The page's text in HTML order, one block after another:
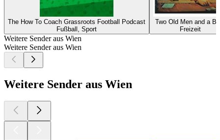
The How To Coach Grassroots Football Podcast
Fußball, Sport
Two Old Men and a
Freizeit
Weitere Sender aus Wien
Weitere Sender aus Wien
Weitere Sender aus Wien